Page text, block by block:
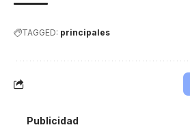
TAGGED: principales
Publicidad